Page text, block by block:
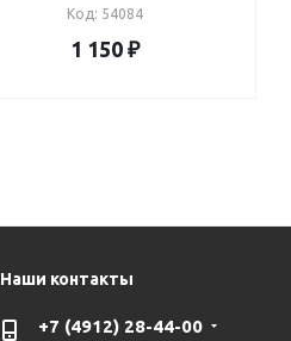
Код: 54084
1 150₽
Наши контакты
+7 (4912) 28-44-00